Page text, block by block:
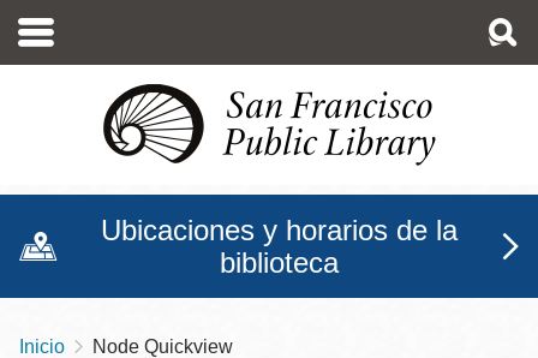
contenido
Ubicaciones y horarios de la
biblioteca
Inicio Node Quickview